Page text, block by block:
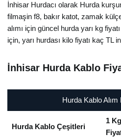
İnhisar Hurdacı olarak Hurda
filmaşin f8, bakır katot, zamak
alımı için güncel hurda yarı kg
için, yarı hurdası kilo fiyatı kaç TL
İnhisar Hurda Kablo
Hurda Kablo Alım
Hurda Kablo Çeşitleri
1 Kg